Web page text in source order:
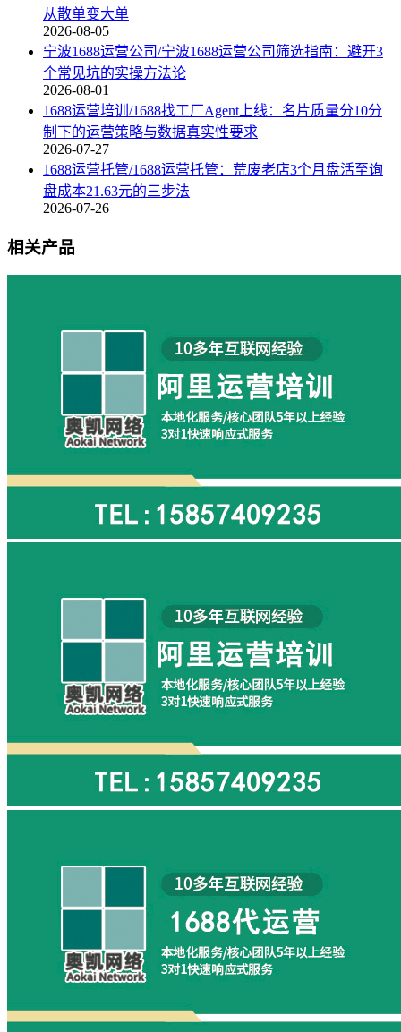
从散单变大单
2026-08-05
宁波1688运营公司/宁波1688运营公司筛选指南：避开3
个常见坑的实操方法论
2026-08-01
1688运营培训/1688找工厂Agent上线：名片质量分10分
制下的运营策略与数据真实性要求
2026-07-27
1688运营托管/1688运营托管：荒废老店3个月盘活至询
盘成本21.63元的三步法
2026-07-26
相关产品